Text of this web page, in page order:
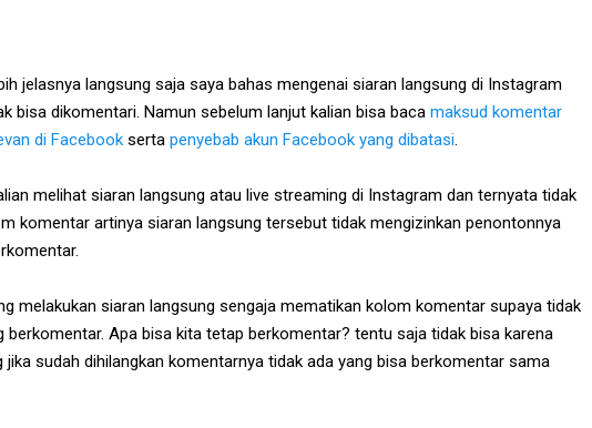
jelasnya langsung saja saya bahas mengenai siaran langsung di Instagram
bisa dikomentari. Namun sebelum lanjut kalian bisa baca maksud komentar
di Facebook serta penyebab akun Facebook yang dibatasi.
melihat siaran langsung atau live streaming di Instagram dan ternyata tidak
komentar artinya siaran langsung tersebut tidak mengizinkan penontonnya
melakukan siaran langsung sengaja mematikan kolom komentar supaya tidak
berkomentar. Apa bisa kita tetap berkomentar? tentu saja tidak bisa karena
jika sudah dihilangkan komentarnya tidak ada yang bisa berkomentar sama